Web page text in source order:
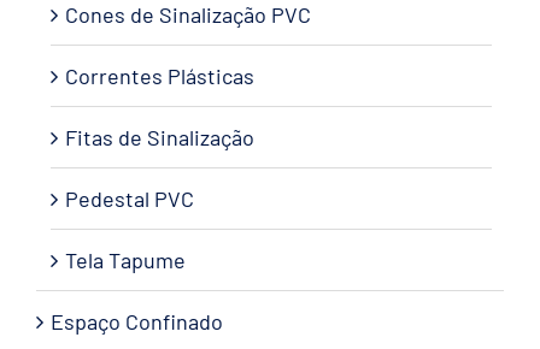
Cones de Sinalização PVC
Correntes Plásticas
Fitas de Sinalização
Pedestal PVC
Tela Tapume
Espaço Confinado